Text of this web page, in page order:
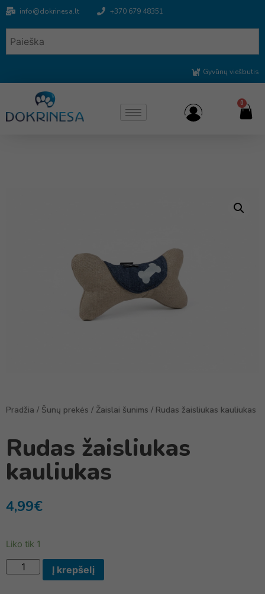
info@dokrinesa.lt +370 679 48351
Gyvūnų viešbutis
0
Pradžia / Šunų prekės / Žaislai šunims / Rudas žaisliukas kauliukas
Rudas žaisliukas
kauliukas
4,99€
Liko tik 1
Į krepšelį